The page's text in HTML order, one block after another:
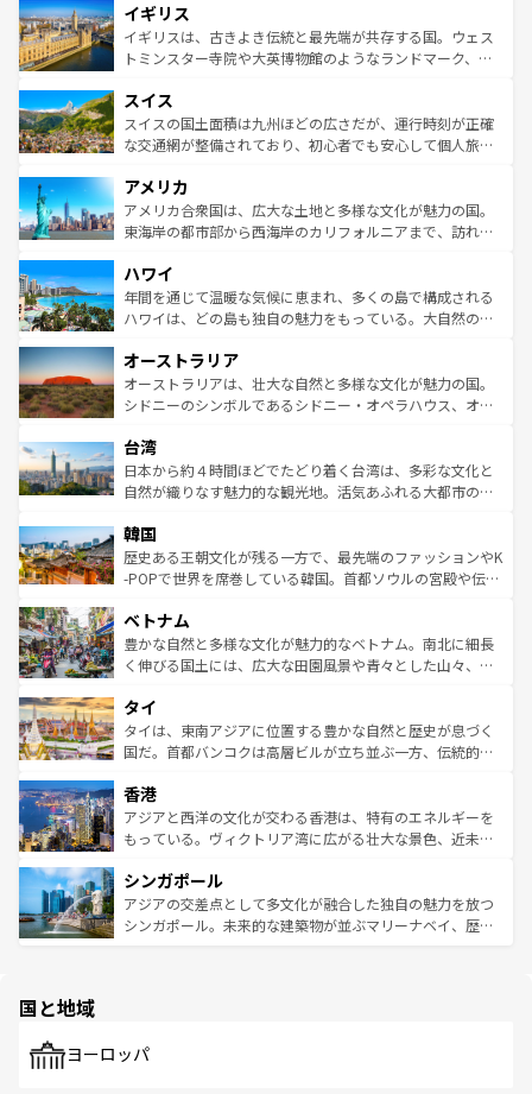
いる。シャンパンの発祥地であるランス、プロヴァンスの
香り高いラベンダー畑など、多彩な楽しみ方が可能だ。さ
らに、パリ以外の地域にも魅力が溢れており、どの街角に
れる地方に足を運ぶとそれぞれで全く異なる文化を体験で
きるだろう。 なお、新着のフランス情報はコンテンツ一覧
を参照してほしい。
顔を持つこの国は、どこを歩いても飽きることがない。ベ
ルリンの文化的活気、バイエルン州のアルプスの絶景、そ
してライン川沿いのワイン畑といった風景は必見。ビール
は、お酒好きな人にはぜひ体験してほしい。 なお、新着の
ドイツ情報はコンテンツ一覧を参照してほしい。
イギリス
イギリスは、古きよき伝統と最先端が共存する国。ウェス
トミンスター寺院や大英博物館のようなランドマーク、歴
リアごとに異なる魅力がある。また、優雅なアフタヌーン
ティー、ビール好きにはたまらない英国パブ、サッカー観
戦など、本場だからこそできる体験も豊富。イギリスを旅
ンツ一覧を参照してほしい。
スイス
スイスの国土面積は九州ほどの広さだが、運行時刻が正確
な交通網が整備されており、初心者でも安心して個人旅行
の建物がそのまま残る町や、スイスならではのユニークな
博物館もあり、アルプス観光だけでなく町歩きも満喫する
ことができる。国民の所得が高いため物価も高いが、旅行
ば市内交通費無料で観光を楽しむこともできる。 なお、新
着のスイス情報はコンテンツ一覧 を参照してほしい。
アメリカ
アメリカ合衆国は、広大な土地と多様な文化が魅力の国。
東海岸の都市部から西海岸のカリフォルニアまで、訪れる
のような巨大都市は、観光、ショッピング、エンターテイ
ンメントが詰まった刺激的なスポットだ。一方、アメリカ
西部には大自然が広がり、グランドキャニオンやイエロー
部のニューオーリンズでは、音楽と美食が融合した独特の
文化が魅力。旅行者はアメリカの各地域で異なる魅力を楽
しみながら、その多様性と豊かな歴史を感じることができ
ならではの贅沢な旅のスタイルだ。 なお、新着のアメリカ
情報はコンテンツ一覧を参照してほしい。
ハワイ
年間を通じて温暖な気候に恵まれ、多くの島で構成される
ハワイは、どの島も独自の魅力をもっている。大自然の神
ワイ島は見逃せない。また、定番の観光地といえばオアフ
島だが、静かな自然を求めるならマウイ島やカウアイ島が
おすすめ。エメラルドグリーンに輝く海をはじめ、豊かな
れるおもてなしの心で訪れる人々を迎えてくれるハワイの
人々、おいしいローカルフードやハワイアンミュージッ
ク、伝統的なフラダンスなど、すべてがハワイの魅力を彩
ワイを、存分に味わってほしい。 なお、新着のハワイ情報
はコンテンツ一覧を参照してほしい。
オーストラリア
オーストラリアは、壮大な自然と多様な文化が魅力の国。
シドニーのシンボルであるシドニー・オペラハウス、オー
リアリーフや大陸中央部にそびえるウルル（エアーズロッ
ク）、タスマニアの美しい原生林やケアンズの熱帯雨林な
ど、見どころがたくさん。また、カフェやワイン、オージ
いる。アクティビティも充実しており、サーフィンやダイ
ビング、ハイキングなど、アウトドア好きにはたまらな
い。オーストラリアの多彩な魅力を存分に味わいつくそ
参照してほしい。
台湾
日本から約４時間ほどでたどり着く台湾は、多彩な文化と
自然が織りなす魅力的な観光地。活気あふれる大都市の台
ン）、静ひつな山岳地帯である台湾東部など、都市の喧騒
と山間の静けさが共存しており、訪れる人に新しい発見と
驚きをもたらしてくれる。また、奥深い台湾の食文化も魅
容にもいいと評判のスイーツなど、バラエティ豊かな料理
が味わえる。 なお、新着の台湾情報は コンテンツ一覧を参
照してほしい。
韓国
歴史ある王朝文化が残る一方で、最先端のファッションやK
-POPで世界を席巻している韓国。首都ソウルの宮殿や伝統
き、地方に足を延ばせば四季折々の自然美を楽しむことが
できる。そして、キムチや焼肉、絶品のストリートフード
まで、さまざまな韓国料理が待っている。夜には、韓国な
リティに包まれながら、韓国の多彩な魅力を心ゆくまで味
わってみてほしい。 なお、新着の韓国情報はコンテンツ一
覧を参照してほしい。
ベトナム
豊かな自然と多様な文化が魅力的なベトナム。南北に細長
く伸びる国土には、広大な田園風景や青々とした山々、世
急速な発展と共に伝統が息づく。ハノイの古い町並みやホ
ーチミン市のフランス統治時代の建物も、独特の雰囲気を
醸し出している。また、バラエティの豊かさとおいしさで
とつ。フォーやバインミー、ベトナムコーヒーなどは、ぜ
ひ現地で味わいたい。どの地域を訪れてもあたたかい人々
が旅行者を迎えてくれるので、きっと忘れられない旅にな
参照してほしい。
タイ
タイは、東南アジアに位置する豊かな自然と歴史が息づく
国だ。首都バンコクは高層ビルが立ち並ぶ一方、伝統的な
の活気が交差している。北部ではチェンマイなどの山岳地
帯で自然と触れ合い、南部ではプーケットやクラビの美し
いビーチでリゾート気分を楽しむことができる。タイ料理
激する。気候は一年中温暖で、どの季節にも異なる楽しみ
が待っている。親しみやすいタイの人々、仏教を中心とし
た文化、そして多様な観光資源が、訪れる旅人を魅了し続
香港
アジアと西洋の文化が交わる香港は、特有のエネルギーを
もっている。ヴィクトリア湾に広がる壮大な景色、近未来
み、どこを訪れても感動するはず。観光スポットが密集し
ており、効率よく見どころを回れるのも魅力。息をのむよ
うな絶景から文化的な体験まで、香港を存分に楽しみ尽く
シンガポール
アジアの交差点として多文化が融合した独自の魅力を放つ
シンガポール。未来的な建築物が並ぶマリーナベイ、歴史
で、ホーカーズは地元の風情を楽しめる外せないスポット
国と地域
ヨーロッパ